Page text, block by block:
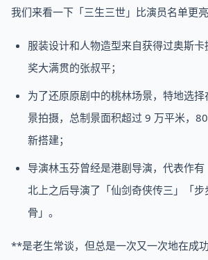
我们来看一下「三生三世」比演员名单更亮
服装设计和人物造型来自获得过奥斯
奖大满贯的张叔平；
为了还原原剧中的桃林场景，特地选
景拍摄，总制景面积超过 9 万平米，
新搭建；
导演林玉芬曾经是港剧导演，代表作有
北上之后导演了「仙剑奇侠传三」「
骨」。
**是老生常谈，但总是一次又一次地在成